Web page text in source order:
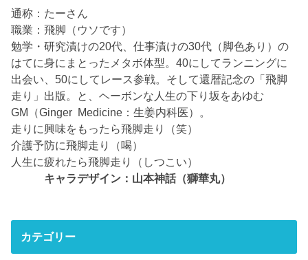
通称：たーさん
職業：飛脚（ウソです）
勉学・研究漬けの20代、仕事漬けの30代（脚色あり）の
はてに身にまとったメタボ体型。40にしてランニングに
出会い、50にしてレース参戦。そして還暦記念の「飛脚
走り」出版。と、ヘーボンな人生の下り坂をあゆむ
GM（Ginger Medicine：生姜内科医）。
走りに興味をもったら飛脚走り（笑）
介護予防に飛脚走り（喝）
人生に疲れたら飛脚走り（しつこい）
キャラデザイン：山本神話（獅華丸）
カテゴリー